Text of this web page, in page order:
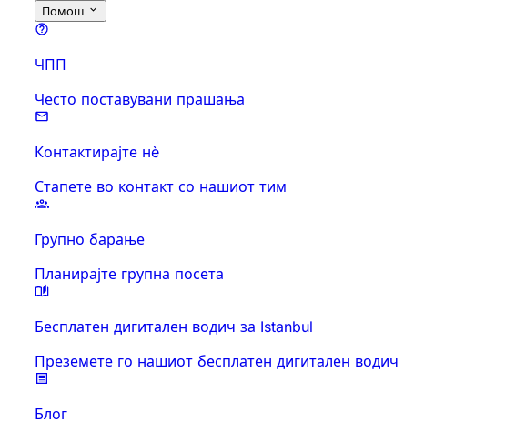
Помош
ЧПП
Често поставувани прашања
Контактирајте нè
Стапете во контакт со нашиот тим
Групно барање
Планирајте групна посета
Бесплатен дигитален водич за Istanbul
Преземете го нашиот бесплатен дигитален водич
Блог